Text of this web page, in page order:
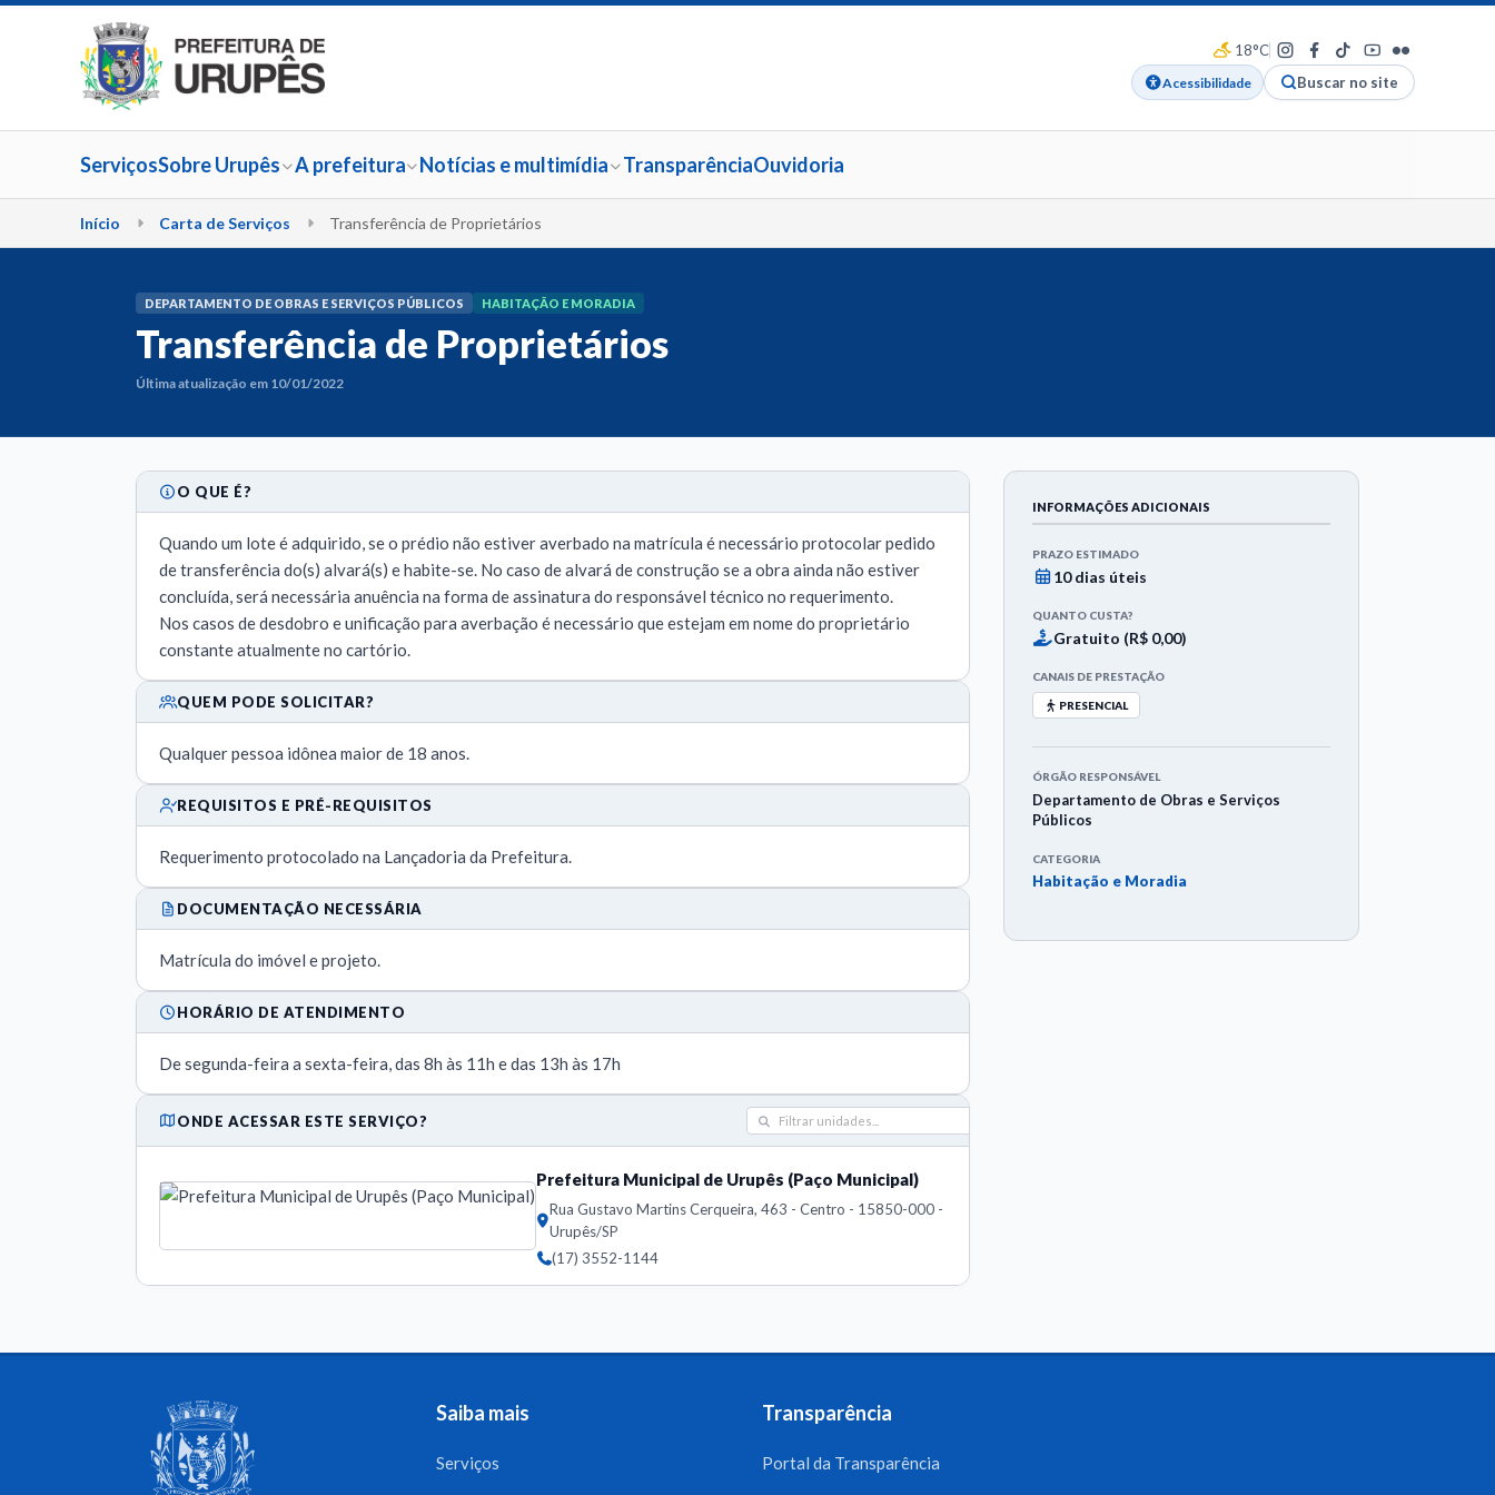
18°C
Acessibilidade Buscar no site
ServiçosSobre Urupês A prefeitura Notícias e multimídia TransparênciaOuvidoria
Início Carta de Serviços Transferência de Proprietários
DEPARTAMENTO DE OBRAS E SERVIÇOS PÚBLICOS HABITAÇÃO E MORADIA
Transferência de Proprietários
Última atualização em 10/01/2022
O QUE É?
Quando um lote é adquirido, se o prédio não estiver averbado na matrícula é necessário protocolar pedido
de transferência do(s) alvará(s) e habite-se. No caso de alvará de construção se a obra ainda não estiver
concluída, será necessária anuência na forma de assinatura do responsável técnico no requerimento.
Nos casos de desdobro e unificação para averbação é necessário que estejam em nome do proprietário
constante atualmente no cartório.
QUEM PODE SOLICITAR?
Qualquer pessoa idônea maior de 18 anos.
REQUISITOS E PRÉ-REQUISITOS
Requerimento protocolado na Lançadoria da Prefeitura.
DOCUMENTAÇÃO NECESSÁRIA
Matrícula do imóvel e projeto.
HORÁRIO DE ATENDIMENTO
De segunda-feira a sexta-feira, das 8h às 11h e das 13h às 17h
ONDE ACESSAR ESTE SERVIÇO?
Prefeitura Municipal de Urupês (Paço Municipal)
Rua Gustavo Martins Cerqueira, 463 - Centro - 15850-000 -
Urupês/SP
(17) 3552-1144
INFORMAÇÕES ADICIONAIS
PRAZO ESTIMADO
10 dias úteis
QUANTO CUSTA?
Gratuito (R$ 0,00)
CANAIS DE PRESTAÇÃO
PRESENCIAL
ÓRGÃO RESPONSÁVEL
Departamento de Obras e Serviços
Públicos
CATEGORIA
Habitação e Moradia
Saiba mais
Serviços
Transparência
Portal da Transparência